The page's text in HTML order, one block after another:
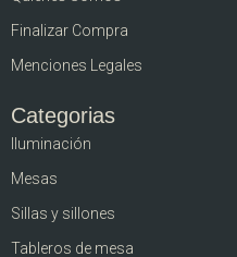
Finalizar Compra
Menciones Legales
Categorias
Iluminación
Mesas
Sillas y sillones
Tableros de mesa